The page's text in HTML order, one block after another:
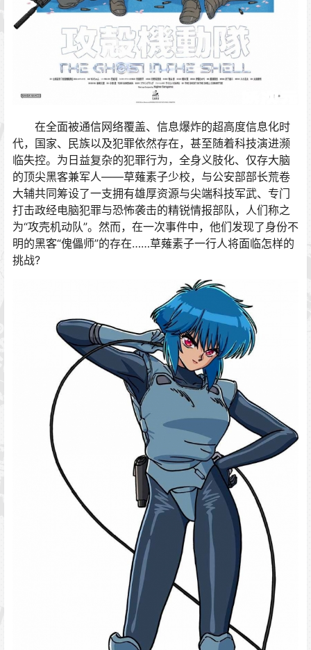
在全面被通信网络覆盖、信息爆炸的超高度信息化时
代，国家、民族以及犯罪依然存在，甚至随着科技演进濒
临失控。为日益复杂的犯罪行为，全身义肢化、仅存大脑
的顶尖黑客兼军人——草薙素子少校，与公安部部长荒卷
大辅共同筹设了一支拥有雄厚资源与尖端科技军武、专门
打击政经电脑犯罪与恐怖袭击的精锐情报部队，人们称之
为“攻壳机动队”。然而，在一次事件中，他们发现了身份不
明的黑客“傀儡师”的存在……草薙素子一行人将面临怎样的
挑战?